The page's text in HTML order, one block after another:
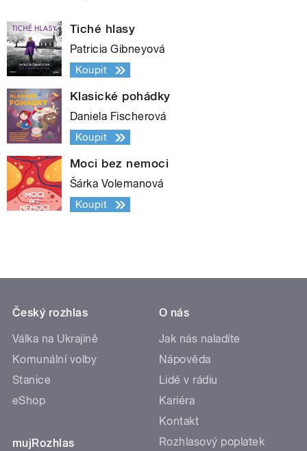
Tiché hlasy
Patricia Gibneyová
Koupit
Klasické pohádky
Daniela Fischerová
Koupit
Moci bez nemoci
Šárka Volemanová
Koupit
Český rozhlas
Válka na Ukrajině
Komunální volby
Stanice
eShop
mujRozhlas
O nás
Jak nás naladíte
Nápověda
Lidé v rádiu
Kariéra
Kontakt
Rozhlasový poplatek